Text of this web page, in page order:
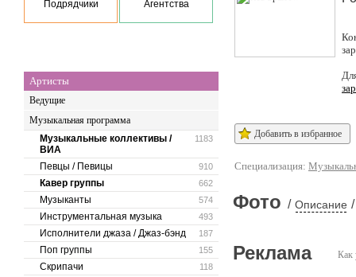
Подрядчики Агентства
Артисты
Ведущие
Музыкальная программа
1183
Музыкальные коллективы /
ВИА
910
Певцы / Певицы
662
Кавер группы
574
Музыканты
493
Инструментальная музыка
187
Исполнители джаза / Джаз-бэнд
155
Поп группы
118
Скрипачи
Добавить в избранное
Специализация:
Фото / Описание /
Как
Реклама